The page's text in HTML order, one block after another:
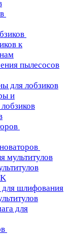
к
пылесосов
для лобзиков
и
мультитулов
шлифования
для